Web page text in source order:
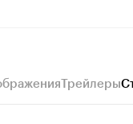
Трейлеры